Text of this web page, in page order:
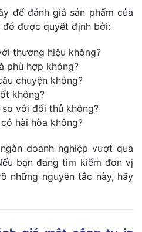
để đánh giá sản phẩm của
đó được quyết định bởi:
thương hiệu không?
phù hợp không?
chuyện không?
không?
với đối thủ không?
hài hòa không?
doanh nghiệp vượt qua
bạn đang tìm kiếm đơn vị
những nguyên tắc này, hãy